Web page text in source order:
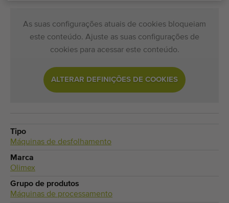
As suas configurações atuais de cookies bloqueiam
este conteúdo. Ajuste as suas configurações de
cookies para acessar este conteúdo.
ALTERAR DEFINIÇÕES DE COOKIES
Tipo
Máquinas de desfolhamento
Marca
Olimex
Grupo de produtos
Máquinas de processamento